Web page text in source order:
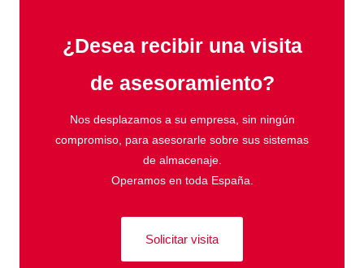
¿Desea recibir una visita
de asesoramiento?
Nos desplazamos a su empresa, sin ningún
compromiso, para asesorarle sobre sus sistemas
de almacenaje.
Operamos en toda España.
Solicitar visita